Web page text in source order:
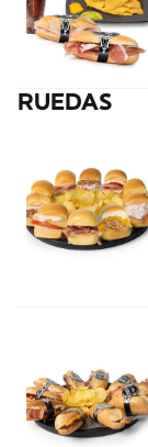
RUEDAS